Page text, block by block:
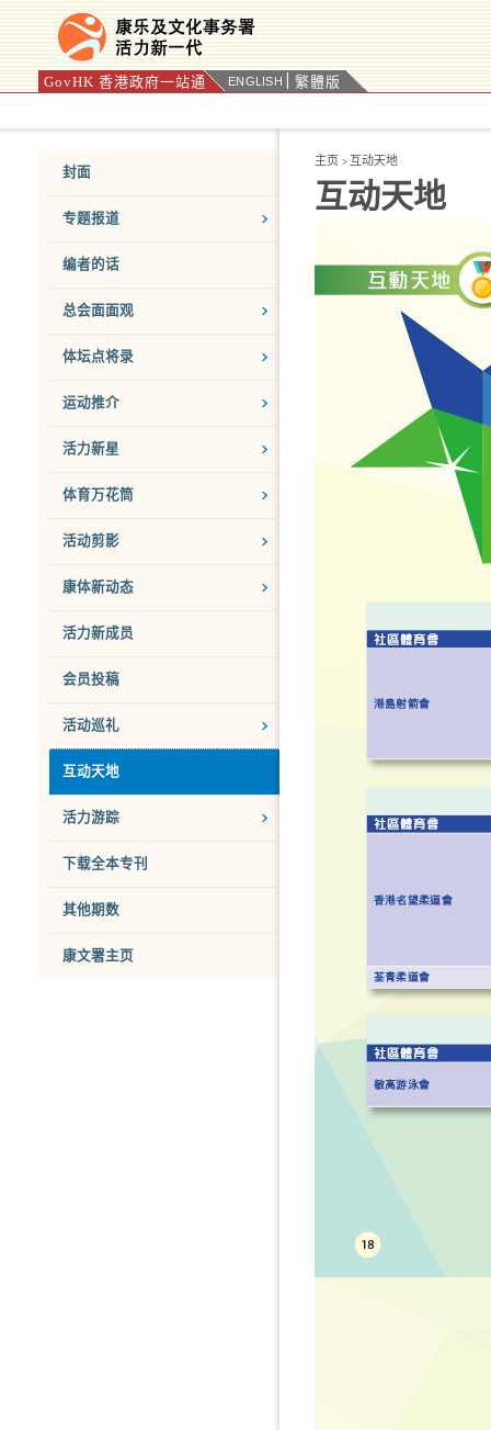
GovHK 香港政府一站通 ENGLISH 繁體版
封面
专题报道
编者的话
总会面面观
体坛点将录
运动推介
活力新星
体育万花筒
活动剪影
康体新动态
活力新成员
会员投稿
活动巡礼
互动天地
活力游踪
下载全本专刊
其他期数
康文署主页
主页 > 互动天地
互动天地